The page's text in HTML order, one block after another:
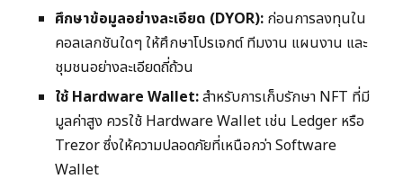
ศึกษาข้อมูลอย่างละเอียด (DYOR): ก่อนการลงทุนใน
คอลเลกชันใดๆ ให้ศึกษาโปรเจกต์ ทีมงาน แผนงาน และ
ชุมชนอย่างละเอียดถี่ถ้วน
ใช้ Hardware Wallet:สำหรับการเก็บรักษา NFT ที่มี
มูลค่าสูง ควรใช้ Hardware Wallet เช่น Ledger หรือ
Trezor ซึ่งให้ความปลอดภัยที่เหนือกว่า Software
Wallet